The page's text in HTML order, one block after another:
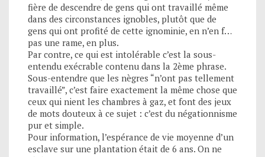
fière de descendre de gens qui ont travaillé même
dans des circonstances ignobles, plutôt que de
gens qui ont profité de cette ignominie, en n’en f…
pas une rame, en plus.
Par contre, ce qui est intolérable c’est la sous-
entendu exécrable contenu dans la 2ème phrase.
Sous-entendre que les nègres “n’ont pas tellement
travaillé”, c’est faire exactement la même chose que
ceux qui nient les chambres à gaz, et font des jeux
de mots douteux à ce sujet : c’est du négationnisme
pur et simple.
Pour information, l’espérance de vie moyenne d’un
esclave sur une plantation était de 6 ans. On ne